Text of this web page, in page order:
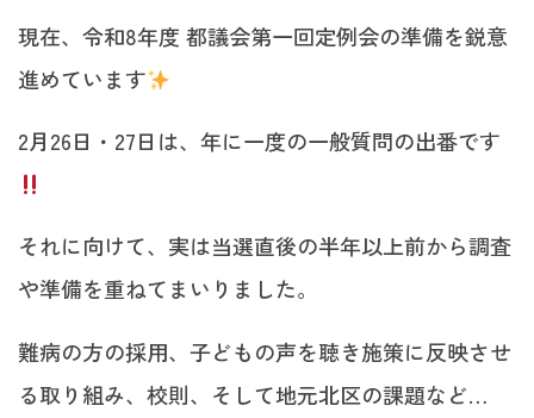
現在、令和8年度 都議会第一回定例会の準備を鋭意
進めています
2月26日・27日は、年に一度の一般質問の出番です
それに向けて、実は当選直後の半年以上前から調査
や準備を重ねてまいりました。
難病の方の採用、子どもの声を聴き施策に反映させ
る取り組み、校則、そして地元北区の課題など…